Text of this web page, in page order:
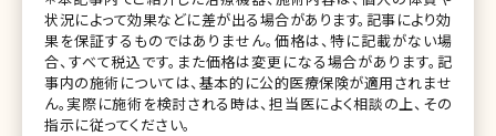
状況によって効果などに差が出る場合があります。記事により効
果を保証するものではありません。価格は、特に記載がない場
合、すべて税込です。また価格は変更になる場合があります。記
事内の施術については、基本的に公的医療保険が適用されませ
ん。実際に施術を検討される時は、担当医によく相談の上、その
指示に従ってください。